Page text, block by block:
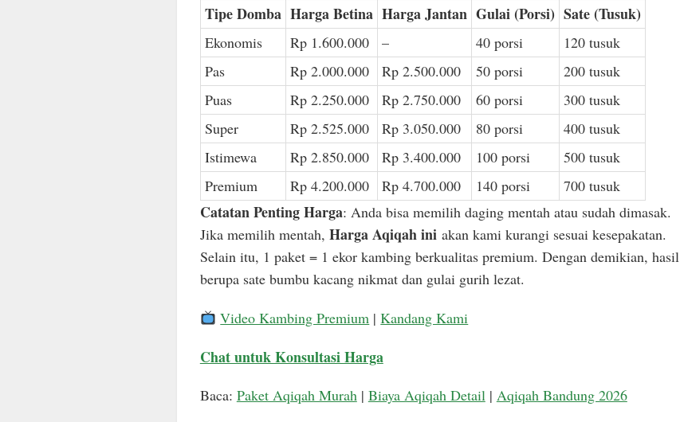
Tipe Domba Harga Betina Harga Jantan Gulai (Porsi) Sate (Tusuk)
Ekonomis Rp 1.600.000 – 40 porsi
120 tusuk
Pas
Rp 2.000.000 Rp 2.500.000 50 porsi
200 tusuk
Puas
Rp 2.250.000 Rp 2.750.000 60 porsi
300 tusuk
Super
Rp 2.525.000 Rp 3.050.000 80 porsi
400 tusuk
Istimewa
Rp 2.850.000 Rp 3.400.000 100 porsi
500 tusuk
Premium
Rp 4.200.000 Rp 4.700.000 140 porsi 700 tusuk
Catatan Penting Harga: Anda bisa memilih daging mentah atau sudah dimasak.
Jika memilih mentah, Harga Aqiqah iniakan kami kurangi sesuai kesepakatan.
Selain itu, 1 paket = 1 ekor kambing berkualitas premium. Dengan demikian, hasil
berupa sate bumbu kacang nikmat dan gulai gurih lezat.
Video Kambing Premium |Kandang Kami
Chat untuk Konsultasi Harga
Baca: Paket Aqiqah Murah| Biaya Aqiqah Detail| Aqiqah Bandung 2026